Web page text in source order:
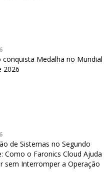
conquista Medalha no Mundial
2026
de Sistemas no Segundo
Como o Faronics Cloud Ajuda
sem Interromper a Operação